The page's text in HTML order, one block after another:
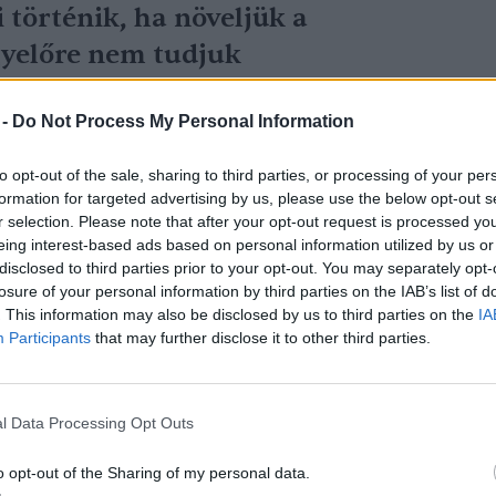
Do Not Process My Personal Information
opt-out of the sale, sharing to third parties, or processing of your
for targeted advertising by us, please use the below opt-out
selection. Please note that after your opt-out request is processed
interest-based ads based on personal information utilized by us
to third parties prior to your opt-out. You may separately
of your personal information by third parties on the IAB’s list of
This information may also be disclosed by us to third parties on the
Participants that may further disclose it to other third parties.
Data Processing Opt Outs
opt-out of the Sharing of my personal data.
történik, ha növeljük a
nem tudjuk
hanem a klímaváltozás vezethet el
nincs visszaút az Amazonas vidékén,
koncentráció hatásának vizsgálata.
csökkent idén az amazóniai